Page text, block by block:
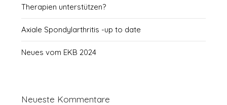
Therapien unterstützen?
Axiale Spondylarthritis -up to date
Neues vom EKB 2024
Neueste Kommentare